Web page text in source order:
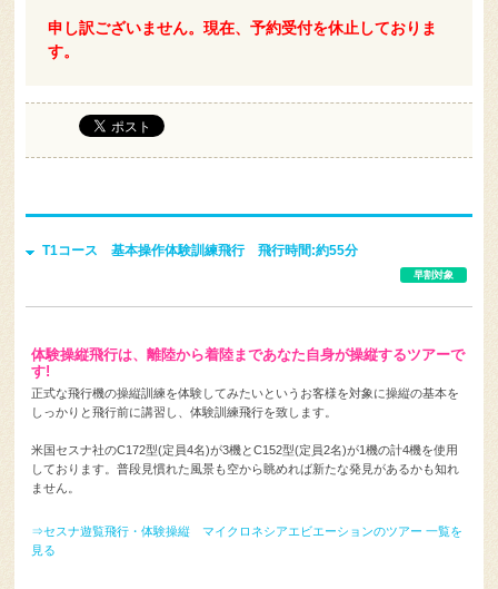
申し訳ございません。現在、予約受付を休止しておりま
す。
T1コース 基本操作体験訓練飛行 飛行時間:約55分
早割対象
体験操縦飛行は、離陸から着陸まであなた自身が操縦するツアーで
す!
正式な飛行機の操縦訓練を体験してみたいというお客様を対象に操縦の基本を
しっかりと飛行前に講習し、体験訓練飛行を致します。
米国セスナ社のC172型(定員4名)が3機とC152型(定員2名)が1機の計4機を使用
しております。普段見慣れた風景も空から眺めれば新たな発見があるかも知れ
ません。
⇒セスナ遊覧飛行・体験操縦 マイクロネシアエビエーションのツアー 一覧を
見る